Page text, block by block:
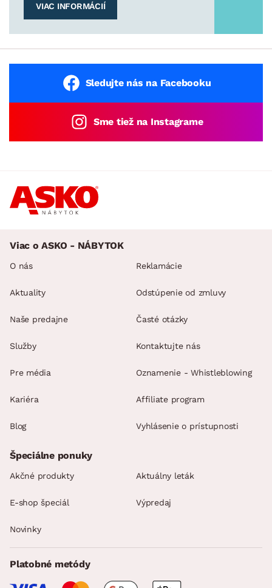
VIAC INFORMÁCIÍ
Sledujte nás na Facebooku
Sme tiež na Instagrame
Viac o ASKO - NÁBYTOK
O nás
Aktuality
Naše predajne
Služby
Pre média
Kariéra
Blog
Reklamácie
Odstúpenie od zmluvy
Časté otázky
Kontaktujte nás
Oznamenie - Whistleblowing
Affiliate program
Vyhlásenie o prístupnosti
Špeciálne ponuky
Akčné produkty Aktuálny leták
E-shop špeciál Výpredaj
Novinky
Platobné metódy